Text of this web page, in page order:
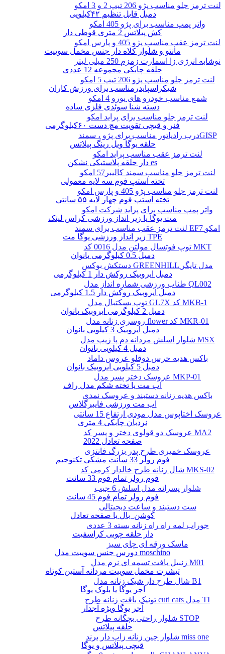
لنت ترمز جلو مناسب پژو 206 تیپ 2 و 3 امکو
واتر پمپ مناسب برای پژو 405 امکو
لنت ترمز عقب مناسب پژو 405 و پارس امکو
نوشابه انرژی زا اسمارت زمزم 250 میلی لیتر
لنت ترمز جلو مناسب پژو 206 تیپ 5 امکو
شمع مناسب خودرو های یورو 4 امکو
لنت ترمز جلو مناسب برای پراید امکو
درب رادیاتور مناسب برای پژو ، سمندGISP
لنت ترمز عقب مناسب پراید امکو
لنت ترمز جلو مناسب سمند کالیبر57 امکو
لنت ترمز جلو مناسب پژو 405 و پارس امکو
واتر پمپ مناسب برای پراید شرکت امکو
لنت ترمز عقب مناسب برای سمند EF7 امکو
توپ فوتسال مولتن مدل 0016 کد MKT
دستکش بوکس GREENHILL مدل تایگر
طناب ورزشی شماره انداز مدل QL002
توپ بسکتبال مدل GL7X کد MKB-1
روسری زنانه مدل flower کد MKR-01
شلوار اسلش مردانه دم پا زیپ مدل MSX
باکس هدیه خرس دوقلو عروس داماد
عروسک دختر پسر مدل MKP-01
باکس هدیه زنانه دستبند و عروسک نمدی
عروسک اختاپوس مدل مودی ارتفاع 15 سانتی
عروسک دو قولوی دختر و پسر کد MA2
عروسک خمیری طرح پدر بزرگ فانتزی
شال زنانه طرح خالدار کرمی کد MKS-02
شلوار پسرانه مدل اسلش 6 جیب
ست دستبند و ساعت دیجیتالی
جوراب لمه راه راه زنانه بسته 3 عددی
ماسک ورقه ای چای سبز
زنبیل بافت تسمه ای نرم مدل M01
شال طرح دار شیک زنانه مدل B1
تونیک بافت زنانه طرح cuti cats مدل TI
شلوار راحتی بچگانه طرح STOP
شلوار جین زنانه زاپ دار برند miss one
دمبل قابل تنظیم ۴۲کیلویی
کش پیلاتس 2 متری قوطی دار
مانتو و شلوار کلاه دار جنس مخمل سوییت
حلقه چابکی مجموعه 12 عددی
شیکراسپایدرمناسب برای ورزش کاران
دسته شنا سوئدی فلزی ساده
فنر و قیچی تقویت مچ دست ۶۰کیلوگرمی
حلقه یوگا ویل رینگ پیلاتس
دار حلقه پلاستیکی نشکن es
تخته استپ فوم سه لایه معمولی
تخته استپ فوم چهار لایه ۵۵ سانتی
مت یوگا یا زیر انداز ورزشی کراس لینک
زیر انداز ورزشی یوگا مت TPE
دمبل 0.5 کیلوگرمی بانوان
دمبل ایروبیک روکش‌ دار 1 کیلوگرمی
دمبل ایروبیک روکش‌ دار 1.5 کیلوگرمی
دمبل 2 کیلوگرمی ایروبیک بانوان
دمبل ایروبیک 3 کیلویی بانوان
دمبل 4 کیلویی بانوان
دمبل 5 کیلویی ایروبیک بانوان
اب مت یا تخته شکم مدل راف
اب مت ورزشی فایبرگلاس
نردبان چابکی 4 متری
صفحه تعادل 2022
فوم رولر 33 سانت مشکی تکنوجیم
فوم رولر تمام فوم 33 سانت
فوم رولر تمام فوم 45 سانت
کوشن بال یا صفحه تعادل
دار حلقه چوبی کراسفیت
دورس جنس سوییت مدل moschino
تیشرت مخمل سوییت مردانه آستین کوتاه
آجر یوگا یا بلوک یوگا
آجر یوگا ویژه آجدار
حلقه پیلاتس
قیچی پیلاتس و یوگا